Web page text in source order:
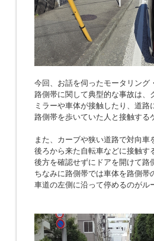
今回、お話を伺ったモータリン
路側帯に関して典型的な事故は
ミラーや車体が接触したり、道
路側帯を歩いていた人と接触する
また、カーブや狭い道路で対向
後ろから来た自転車などに接触す
後方を確認せずにドアを開けて路
ちなみに路側帯では車体を路側
車道の左側に沿って停めるのがル